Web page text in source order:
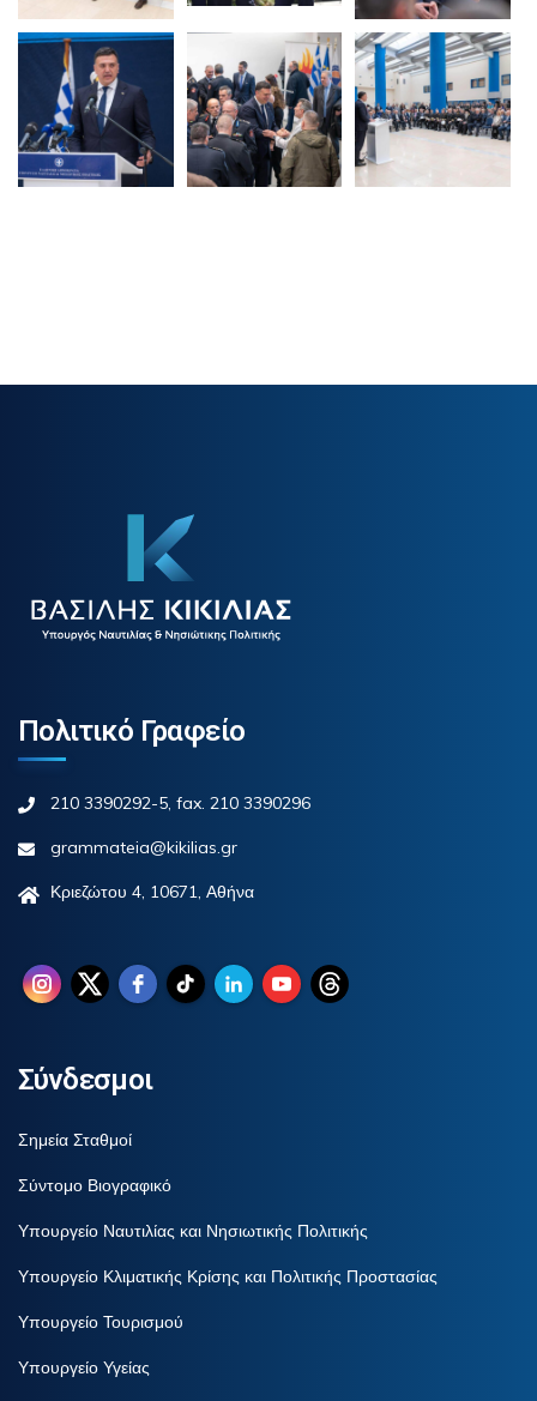
Πολιτικό Γραφείο
210 3390292-5, fax. 210 3390296
grammateia@kikilias.gr
Κριεζώτου 4, 10671, Αθήνα
Σύνδεσμοι
Σημεία Σταθμοί
Σύντομο Βιογραφικό
Υπουργείο Ναυτιλίας και Νησιωτικής Πολιτικής
Υπουργείο Κλιματικής Κρίσης και Πολιτικής Προστασίας
Υπουργείο Τουρισμού
Υπουργείο Υγείας